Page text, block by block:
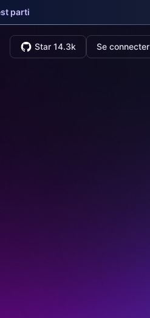
parti
Star 14.3k Se connecter